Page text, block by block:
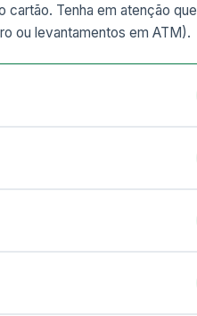
cartão. Tenha em atenção que
ou levantamentos em ATM).